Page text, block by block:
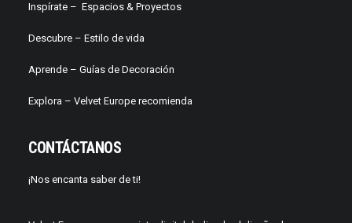
Inspírate – Espacios & Proyectos
Descubre – Estilo de vida
Aprende – Guías de Decoración
Explora – Velvet Europe recomienda
CONTÁCTANOS
¡Nos encanta saber de ti!